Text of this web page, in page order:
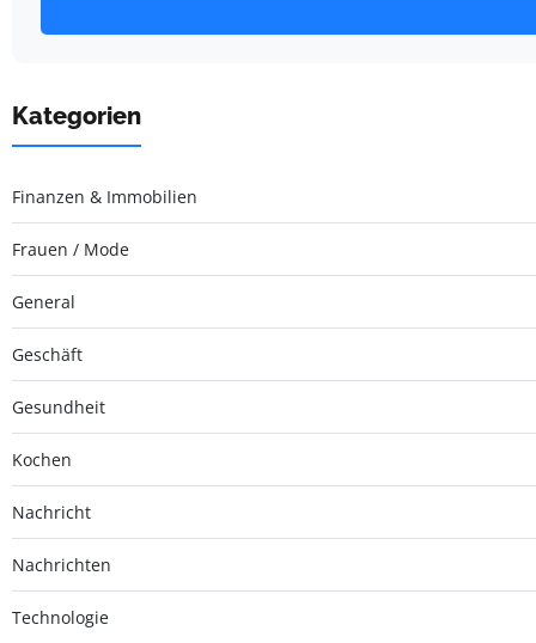
Kategorien
Finanzen & Immobilien
Frauen / Mode
General
Geschäft
Gesundheit
Kochen
Nachricht
Nachrichten
Technologie